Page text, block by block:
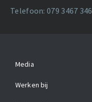
Telefoon: 079 3467 346
Media
Werken bij